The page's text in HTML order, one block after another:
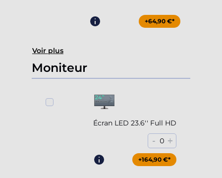
+64,90 €*
Voir plus
Moniteur
Écran LED 23.6'' Full HD
- 0 +
+164,90 €*